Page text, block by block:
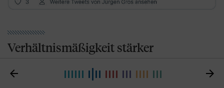
Verhältnismäßigkeit stärker
berücksichtigen
 